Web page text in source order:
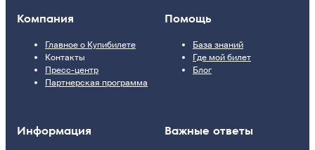
Компания
Главное о Купибилете
Контакты
Пресс-центр
Партнерская программа
Помощь
База знаний
Где мой билет
Блог
Информация Важные ответы